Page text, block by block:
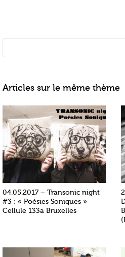
Articles sur le même thème
04.05.2017 – Transonic night
#3 : « Poésies Soniques » –
Cellule 133a Bruxelles